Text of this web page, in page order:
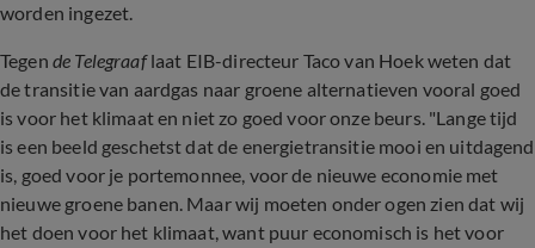
worden ingezet.
Tegen de Telegraaflaat EIB-directeur Taco van Hoek weten dat
de transitie van aardgas naar groene alternatieven vooral goed
is voor het klimaat en niet zo goed voor onze beurs. "Lange tijd
is een beeld geschetst dat de energietransitie mooi en uitdagend
is, goed voor je portemonnee, voor de nieuwe economie met
nieuwe groene banen. Maar wij moeten onder ogen zien dat wij
het doen voor het klimaat, want puur economisch is het voor